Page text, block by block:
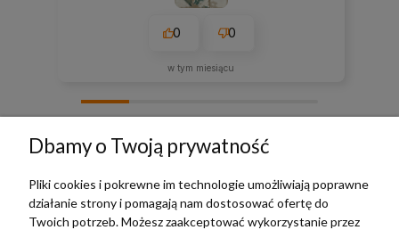
0 0
w tym miesiącu
TERRADECO
Dbamy o Twoją prywatność
Pliki cookies i pokrewne im technologie umożliwiają poprawne
działanie strony i pomagają nam dostosować ofertę do
Twoich potrzeb. Możesz zaakceptować wykorzystanie przez